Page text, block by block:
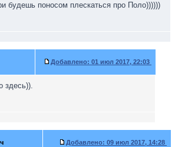
будешь поносом плескаться про Поло))))))
Добавлено: 01 июл 2017, 22:03
здесь)).
Добавлено: 09 июл 2017, 14:28